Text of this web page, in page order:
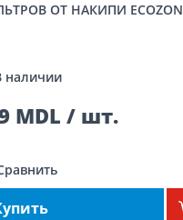
ОТ НАКИПИ ECOZON
наличии
MDL / шт.